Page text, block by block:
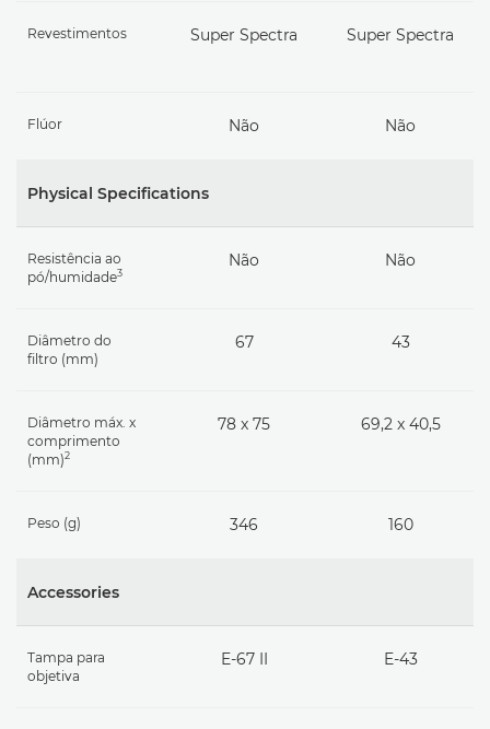
Revestimentos Super Spectra Super Spectra
Flúor Não Não
Physical Specifications
Resistência ao
pó/humidade3
Não Não
Diâmetro do
filtro (mm)
67 43
Diâmetro máx. x
comprimento
(mm)2
78 x 75 69,2 x 40,5
Peso (g) 346 160
Accessories
Tampa para
objetiva
E-67 II E-43